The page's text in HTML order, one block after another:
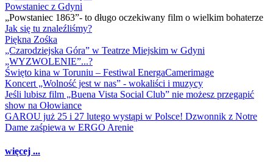
Powstaniec z Gdyni
„Powstaniec 1863”- to długo oczekiwany film o wielkim bohaterze
Jak się tu znaleźliśmy?
Piękna Zośka
„Czarodziejska Góra” w Teatrze Miejskim w Gdyni
„WYZWOLENIE”...?
Święto kina w Toruniu – Festiwal EnergaCamerimage
Koncert „Wolność jest w nas” - wokaliści i muzycy
Jeśli lubisz film „Buena Vista Social Club” nie możesz przegapić
show na Ołowiance
GAROU już 25 i 27 lutego wystąpi w Polsce! Dzwonnik z Notre
Dame zaśpiewa w ERGO Arenie
więcej ...